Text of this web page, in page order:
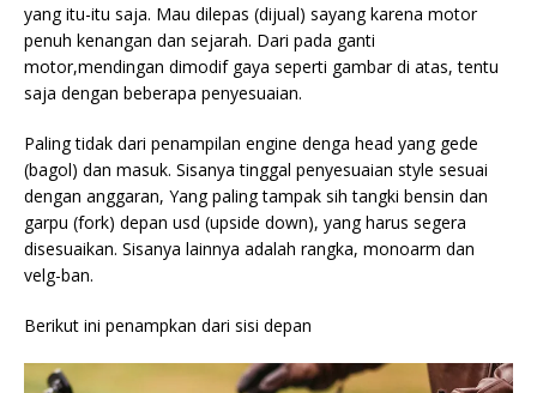
yang itu-itu saja. Mau dilepas (dijual) sayang karena motor
penuh kenangan dan sejarah. Dari pada ganti
motor,mendingan dimodif gaya seperti gambar di atas, tentu
saja dengan beberapa penyesuaian.
Paling tidak dari penampilan engine denga head yang gede
(bagol) dan masuk. Sisanya tinggal penyesuaian style sesuai
dengan anggaran, Yang paling tampak sih tangki bensin dan
garpu (fork) depan usd (upside down), yang harus segera
disesuaikan. Sisanya lainnya adalah rangka, monoarm dan
velg-ban.
Berikut ini penampkan dari sisi depan